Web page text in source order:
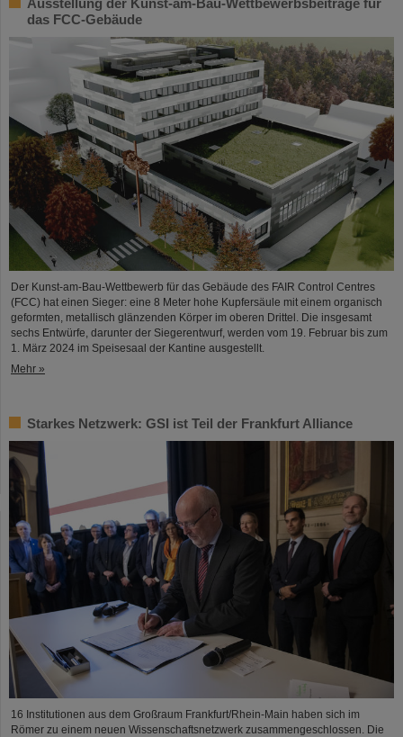
Ausstellung der Kunst-am-Bau-Wettbewerbsbeiträge für
das FCC-Gebäude
Der Kunst-am-Bau-Wettbewerb für das Gebäude des FAIR Control Centres
(FCC) hat einen Sieger: eine 8 Meter hohe Kupfersäule mit einem organisch
geformten, metallisch glänzenden Körper im oberen Drittel. Die insgesamt
sechs Entwürfe, darunter der Siegerentwurf, werden vom 19. Februar bis zum
1. März 2024 im Speisesaal der Kantine ausgestellt.
Mehr »
Starkes Netzwerk: GSI ist Teil der Frankfurt Alliance
16 Institutionen aus dem Großraum Frankfurt/Rhein-Main haben sich im
Römer zu einem neuen Wissenschaftsnetzwerk zusammengeschlossen. Die